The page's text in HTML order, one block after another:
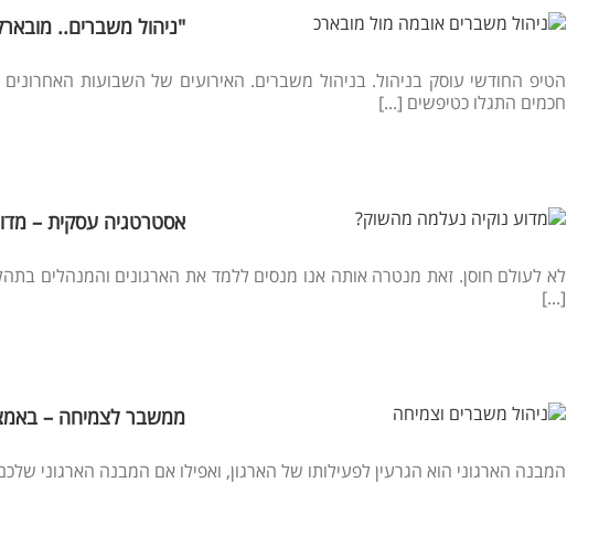
"ניהול משברים..
הטיפ החודשי עוסק בניהול. בניהול משברים. האירועים של השבועות
חכמים התגלו כטיפשים [...]
אסטרטגיה עסקית –
לא לעולם חוסן. זאת מנטרה אותה אנו מנסים ללמד את הארגונים והמנהלים
[...]
ממשבר לצמיחה –
המבנה הארגוני הוא הגרעין לפעילותו של הארגון, ואפילו אם המבנה הארגוני